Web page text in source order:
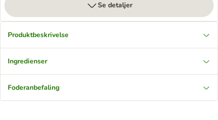
Se detaljer
Produktbeskrivelse
Ingredienser
Foderanbefaling